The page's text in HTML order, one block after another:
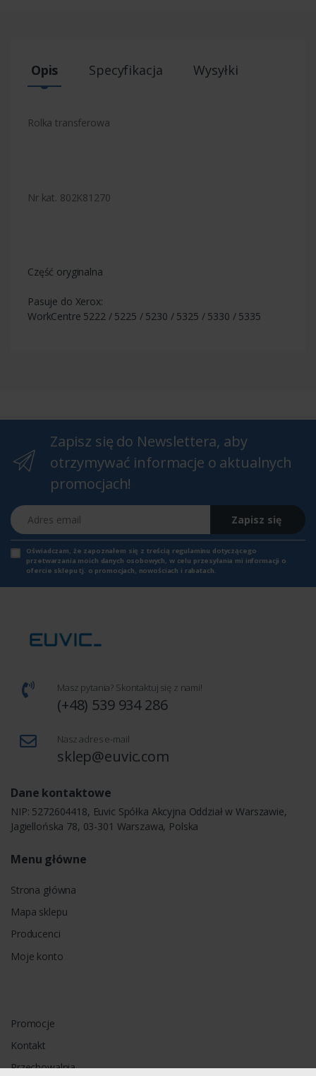
Opis Specyfikacja Wysyłki
Rolka transferowa
Nr kat. 802K81270
Część oryginalna
Pasuje do Xerox:
WorkCentre 5222 / 5225 / 5230 / 5325 / 5330 / 5335
Zapisz się do Newslettera, aby
otrzymywać informacje o aktualnych
promocjach!
Adres email
Zapisz się
Oświadczam, że zapoznałem się z treścią regulaminu dotyczącego
przetwarzania moich danych osobowych, w celu przesyłania mi informacji o
ofercie sklepu tj. o promocjach, nowościach i rabatach.
Masz pytania? Skontaktuj się z nami!
(+48) 539 934 286
Nasz adres e-mail
sklep@euvic.com
Dane kontaktowe
NIP: 5272604418, Euvic Spółka Akcyjna Oddział w Warszawie,
Jagiellońska 78, 03-301 Warszawa, Polska
Menu główne
Strona główna
Mapa sklepu
Producenci
Moje konto
Promocje
Kontakt
Przechowalnia